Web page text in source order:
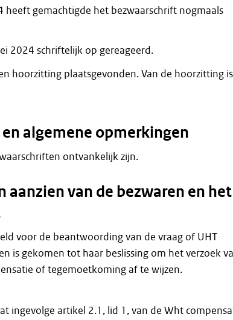
heeft gemachtigde het bezwaarschrift nogmaals
2024 schriftelijk op gereageerd.
hoorzitting plaatsgevonden. Van de hoorzitting is
algemene opmerkingen
ontvankelijk zijn.
aanzien van de bezwaren en het
voor de beantwoording van de vraag of UHT
is gekomen tot haar beslissing om het verzoek
of tegemoetkoming af te wijzen.
ingevolge artikel 2.1, lid 1, van de Wht